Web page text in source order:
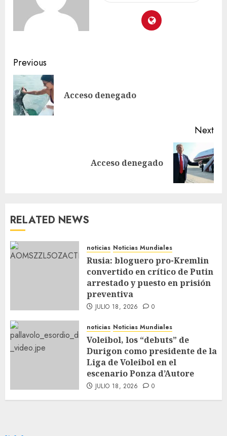
Previous
Acceso denegado
Next
Acceso denegado
RELATED NEWS
noticias Noticias Mundiales
Rusia: bloguero pro-Kremlin
convertido en crítico de Putin
arrestado y puesto en prisión
preventiva
JULIO 18, 2026 0
noticias Noticias Mundiales
Voleibol, los “debuts” de
Durigon como presidente de la
Liga de Voleibol en el
escenario Ponza d’Autore
JULIO 18, 2026 0